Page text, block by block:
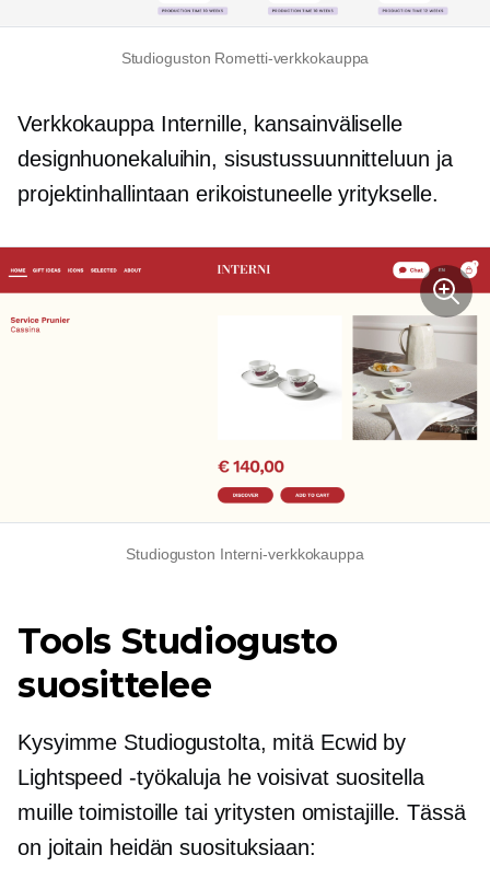
Studioguston Rometti-verkkokauppa
Verkkokauppa Internille, kansainväliselle
designhuonekaluihin, sisustussuunnitteluun ja
projektinhallintaan erikoistuneelle yritykselle.
Studioguston Interni-verkkokauppa
Tools Studiogusto
suosittelee
Kysyimme Studiogustolta, mitä Ecwid by
Lightspeed -työkaluja he voisivat suositella
muille toimistoille tai yritysten omistajille. Tässä
on joitain heidän suosituksiaan: